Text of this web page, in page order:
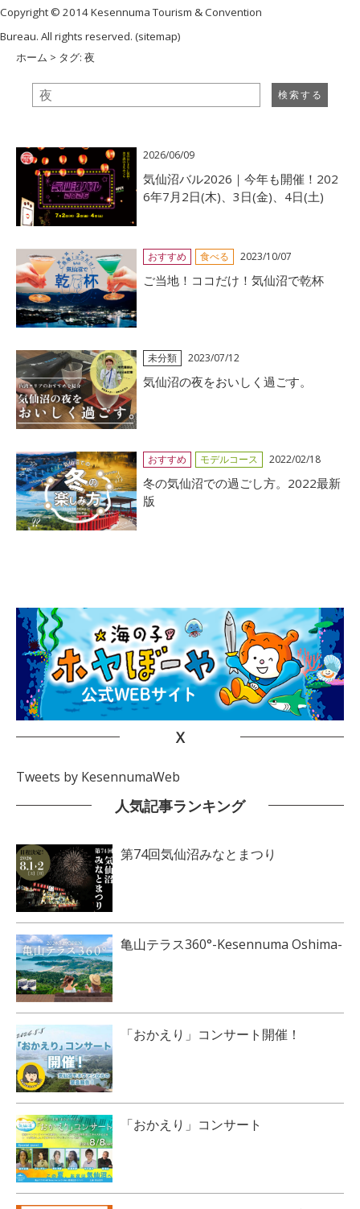
Copyright © 2014 Kesennuma Tourism & Convention
Bureau. All rights reserved. (sitemap)
ホーム > タグ: 夜
2026/06/09
気仙沼バル2026｜今年も開催！202
6年7月2日(木)、3日(金)、4日(土)
おすすめ 食べる 2023/10/07
ご当地！ココだけ！気仙沼で乾杯
未分類 2023/07/12
気仙沼の夜をおいしく過ごす。
おすすめ モデルコース 2022/02/18
冬の気仙沼での過ごし方。2022最新
版
X
Tweets by KesennumaWeb
人気記事ランキング
第74回気仙沼みなとまつり
亀山テラス360°-Kesennuma Oshima-
「おかえり」コンサート開催！
「おかえり」コンサート